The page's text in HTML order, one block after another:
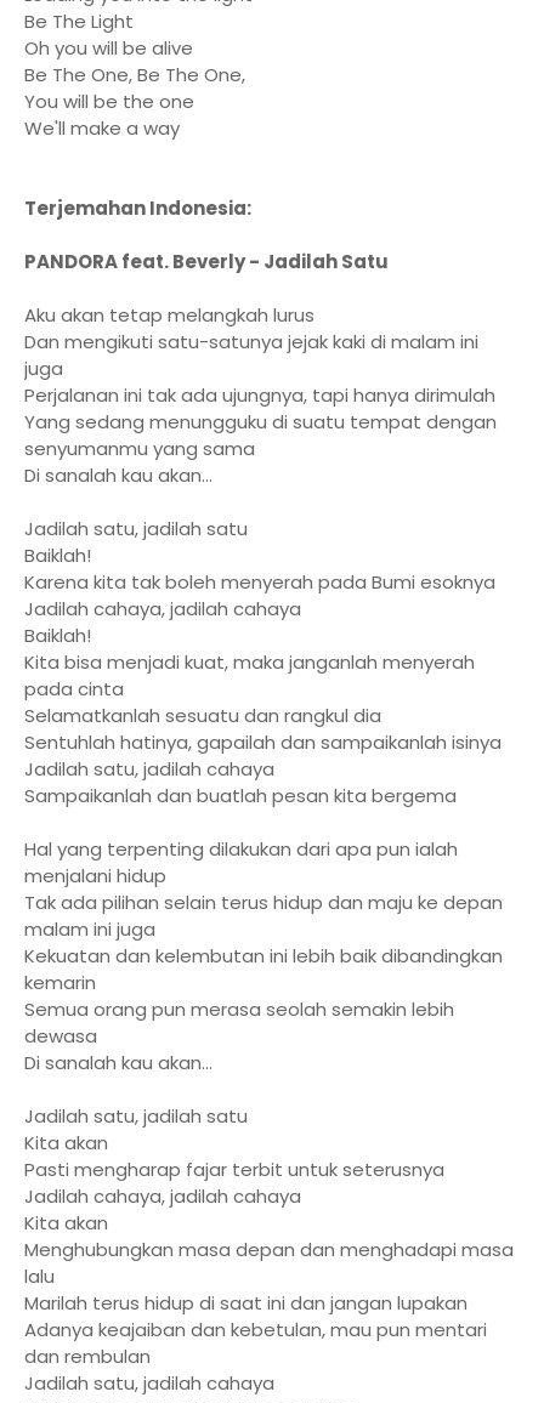
Be The Light
Oh you will be alive
Be The One, Be The One,
You will be the one
We'll make a way
Terjemahan Indonesia:
PANDORA feat. Beverly - Jadilah Satu
Aku akan tetap melangkah lurus
Dan mengikuti satu-satunya jejak kaki di malam ini
juga
Perjalanan ini tak ada ujungnya, tapi hanya dirimulah
Yang sedang menungguku di suatu tempat dengan
senyumanmu yang sama
Di sanalah kau akan...
Jadilah satu, jadilah satu
Baiklah!
Karena kita tak boleh menyerah pada Bumi esoknya
Jadilah cahaya, jadilah cahaya
Baiklah!
Kita bisa menjadi kuat, maka janganlah menyerah
pada cinta
Selamatkanlah sesuatu dan rangkul dia
Sentuhlah hatinya, gapailah dan sampaikanlah isinya
Jadilah satu, jadilah cahaya
Sampaikanlah dan buatlah pesan kita bergema
Hal yang terpenting dilakukan dari apa pun ialah
menjalani hidup
Tak ada pilihan selain terus hidup dan maju ke depan
malam ini juga
Kekuatan dan kelembutan ini lebih baik dibandingkan
kemarin
Semua orang pun merasa seolah semakin lebih
dewasa
Di sanalah kau akan...
Jadilah satu, jadilah satu
Kita akan
Pasti mengharap fajar terbit untuk seterusnya
Jadilah cahaya, jadilah cahaya
Kita akan
Menghubungkan masa depan dan menghadapi masa
lalu
Marilah terus hidup di saat ini dan jangan lupakan
Adanya keajaiban dan kebetulan, mau pun mentari
dan rembulan
Jadilah satu, jadilah cahaya